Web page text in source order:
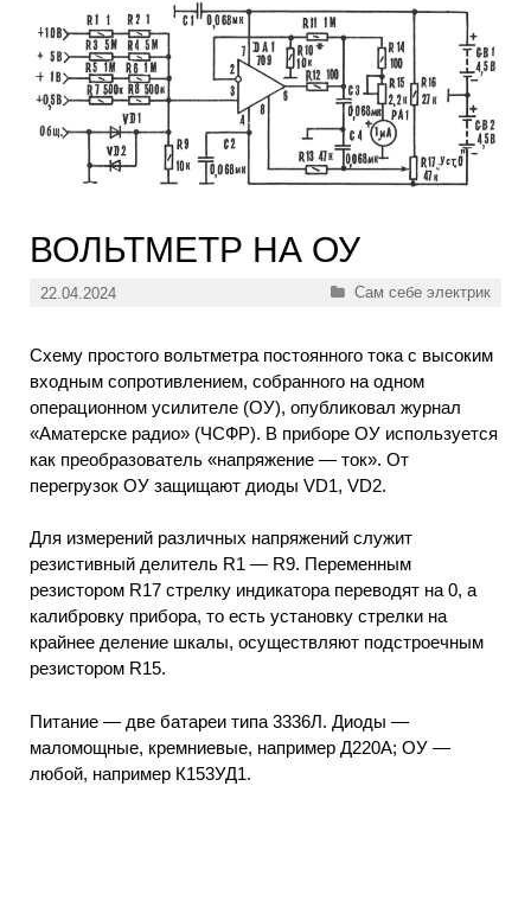
ВОЛЬТМЕТР НА ОУ
22.04.2024 Рубрики
Сам себе электрик
Схему простого вольтметра постоянного тока с высоким
входным сопротивлением, собранного на одном
операционном усилителе (ОУ), опубликовал журнал
«Аматерске радио» (ЧСФР). В приборе ОУ используется
как преобразователь «напряжение — ток». От
перегрузок ОУ защищают диоды VD1, VD2.
Для измерений различных напряжений служит
резистивный делитель R1 — R9. Переменным
резистором R17 стрелку индикатора переводят на 0, а
калибровку прибора, то есть установку стрелки на
крайнее деление шкалы, осуществляют подстроечным
резистором R15.
Питание — две батареи типа 3336Л. Диоды —
маломощные, кремниевые, например Д220А; ОУ —
любой, например К153УД1.